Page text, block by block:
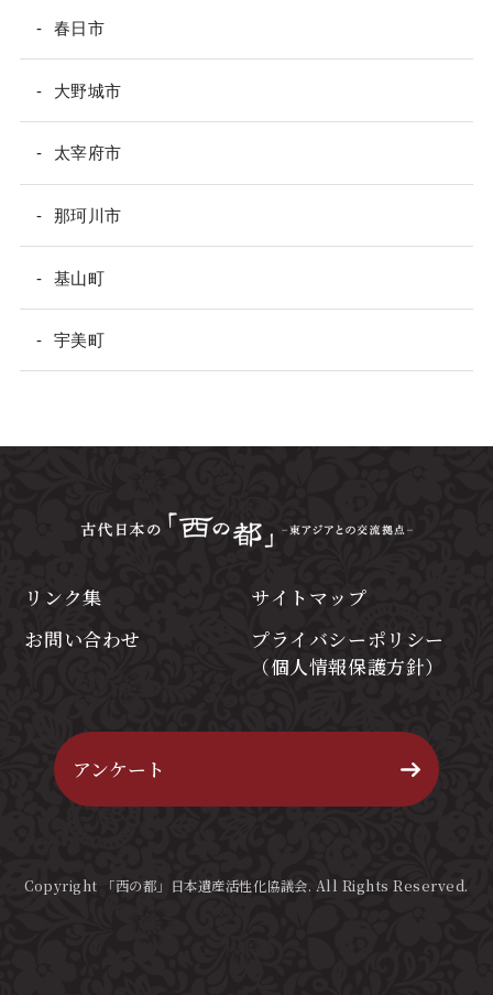
春日市
大野城市
太宰府市
那珂川市
基山町
宇美町
リンク集
サイトマップ
お問い合わせ
プライバシーポリシー
（個人情報保護方針）
アンケート
Copyright 「西の都」日本遺産活性化協議会. All Rights Reserved.